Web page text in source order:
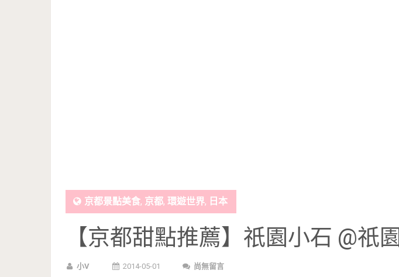
京都景點美食, 京都, 環遊世界, 日本
【京都甜點推薦】祇園小石 @祇園
小V 2014-05-01 尚無留言